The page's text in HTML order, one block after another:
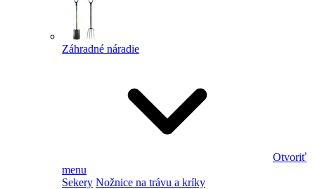
Záhradné náradie
Otvoriť
menu
Sekery Nožnice na trávu a kríky